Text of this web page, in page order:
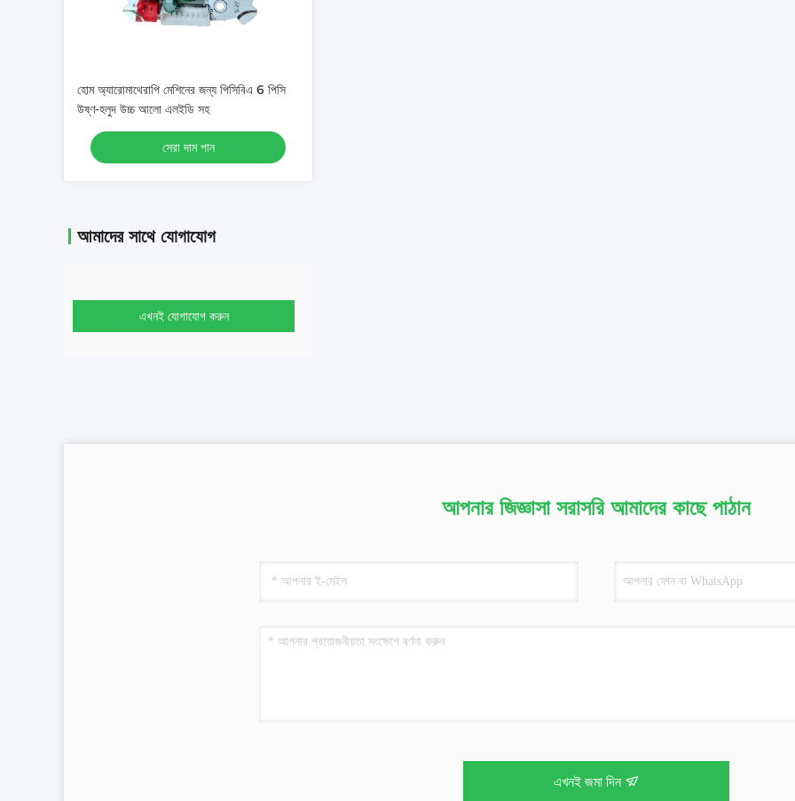
হোম অ্যারোমাথেরাপি মেশিনের জন্য পিসিবিএ 6 পিসি
উষ্ণ-হলুদ উচ্চ আলো এলইডি সহ
সেরা দাম পান
আমাদের সাথে যোগাযোগ
এখনই যোগাযোগ করুন
আপনার জিজ্ঞাসা সরাসরি আমাদের কাছে পাঠান
এখনই জমা দিন